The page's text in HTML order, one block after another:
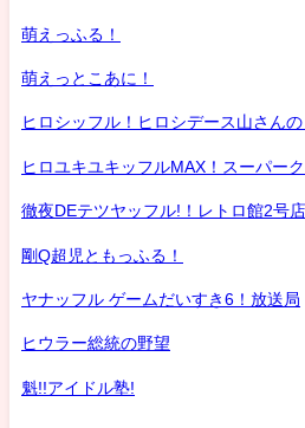
萌えっふる！
萌えっとこあに！
ヒロシッフル！ヒロシデース山さん
ヒロユキユキッフルMAX！スーパーク
徹夜DEテツヤッフル!！レトロ館2号店
剛Q超児ともっふる！
ヤナッフル ゲームだいすき6！放送局
ヒウラー総統の野望
魁!!アイドル塾!